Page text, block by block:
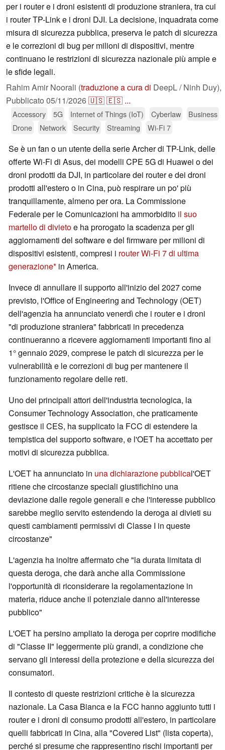
per i router e i droni esistenti di produzione straniera, tra cui
i router TP-Link e i droni DJI. La decisione, inquadrata come
misura di sicurezza pubblica, preserva le patch di sicurezza
e le correzioni di bug per milioni di dispositivi, mentre
continuano le restrizioni di sicurezza nazionale più ampie e
le sfide legali.
Rahim Amir Noorali (traduzione a cura di DeepL / Ninh Duy),
Pubblicato 05/11/2026🇺🇸🇪🇸 ...
Accessory 5G Internet of Things (IoT) Cyberlaw
Business
Drone
Network Security Streaming Wi-Fi 7
Se è un fan o un utente della serie Archer di TP-Link, delle
offerte Wi-Fi di Asus, dei modelli CPE 5G di Huawei o dei
droni prodotti da DJI, in particolare dei router e dei droni
prodotti all'estero o in Cina, può respirare un po' più
tranquillamente, almeno per ora. La Commissione
Federale per le Comunicazioni ha ammorbidito il suo
martello di divietoe ha prorogato la scadenza per gli
aggiornamenti del software e del firmware per milioni di
dispositivi esistenti, compresi i router Wi-Fi 7 di ultima
generazione in America.
Invece di annullare il supporto all'inizio del 2027 come
previsto, l'Office of Engineering and Technology (OET)
dell'agenzia ha annunciato venerdì che i router e i droni
"di produzione straniera" fabbricati in precedenza
continueranno a ricevere aggiornamenti importanti fino al
1° gennaio 2029, comprese le patch di sicurezza per le
vulnerabilità e le correzioni di bug per mantenere il
funzionamento regolare delle reti.
Uno dei principali attori dell'industria tecnologica, la
Consumer Technology Association, che praticamente
gestisce il CES, ha supplicato la FCC di estendere la
tempistica del supporto software, e l'OET ha accettato per
motivi di sicurezza pubblica.
L'OET ha annunciato in una dichiarazione pubblical'OET
ritiene che circostanze speciali giustifichino una
deviazione dalle regole generali e che l'interesse pubblico
sarebbe meglio servito estendendo la deroga ai divieti su
questi cambiamenti permissivi di Classe I in queste
circostanze"
L'agenzia ha inoltre affermato che "la durata limitata di
questa deroga, che darà anche alla Commissione
l'opportunità di riconsiderare la regolamentazione in
materia, riduce anche il potenziale danno all'interesse
pubblico"
L'OET ha persino ampliato la deroga per coprire modifiche
di "Classe II" leggermente più grandi, a condizione che
servano gli interessi della protezione e della sicurezza dei
consumatori.
Il contesto di queste restrizioni critiche è la sicurezza
nazionale. La Casa Bianca e la FCC hanno aggiunto tutti i
router e i droni di consumo prodotti all'estero, in particolare
quelli fabbricati in Cina, alla "Covered List" (lista coperta),
perché si presume che rappresentino rischi importanti per